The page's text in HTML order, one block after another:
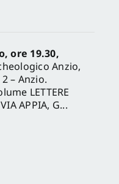
ore 19.30,
Anzio,
– Anzio.
LETTERE
APPIA, G...